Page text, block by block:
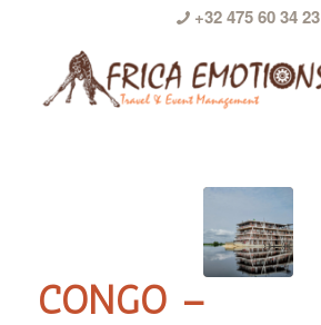
+32 475 60 34 23
CONGO –